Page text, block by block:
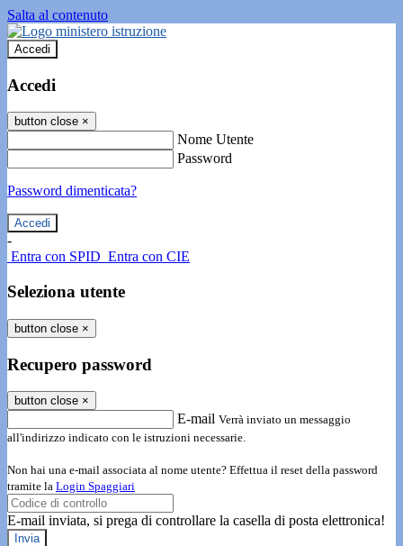
Salta al contenuto
Accedi
Accedi
button close ×
Nome Utente
Password
Password dimenticata?
-
Entra con SPID Entra con CIE
Seleziona utente
button close ×
Recupero password
button close ×
E-mail Verrà inviato un messaggio
all'indirizzo indicato con le istruzioni necessarie.
Non hai una e-mail associata al nome utente? Effettua il reset della password
tramite la Login Spaggiari
E-mail inviata, si prega di controllare la casella di posta elettronica!